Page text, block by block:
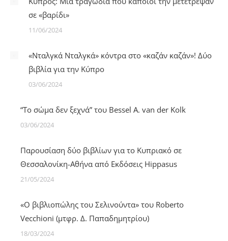
σε «βαρίδι»
11/06/2024
«Νταλγκά Νταλγκά» κόντρα στο «καζάν καζάν»! Δύο
βιβλία για την Κύπρο
03/06/2024
“Το σώμα δεν ξεχνά” του Bessel A. van der Kolk
03/06/2024
Παρουσίαση δύο βιβλίων για το Κυπριακό σε
Θεσσαλονίκη-Αθήνα από Εκδόσεις Hippasus
21/05/2024
«Ο βιβλιoπώλης του Σελινούντα» του Roberto
Vecchioni (μτφρ. Δ. Παπαδημητρίου)
18/03/2024